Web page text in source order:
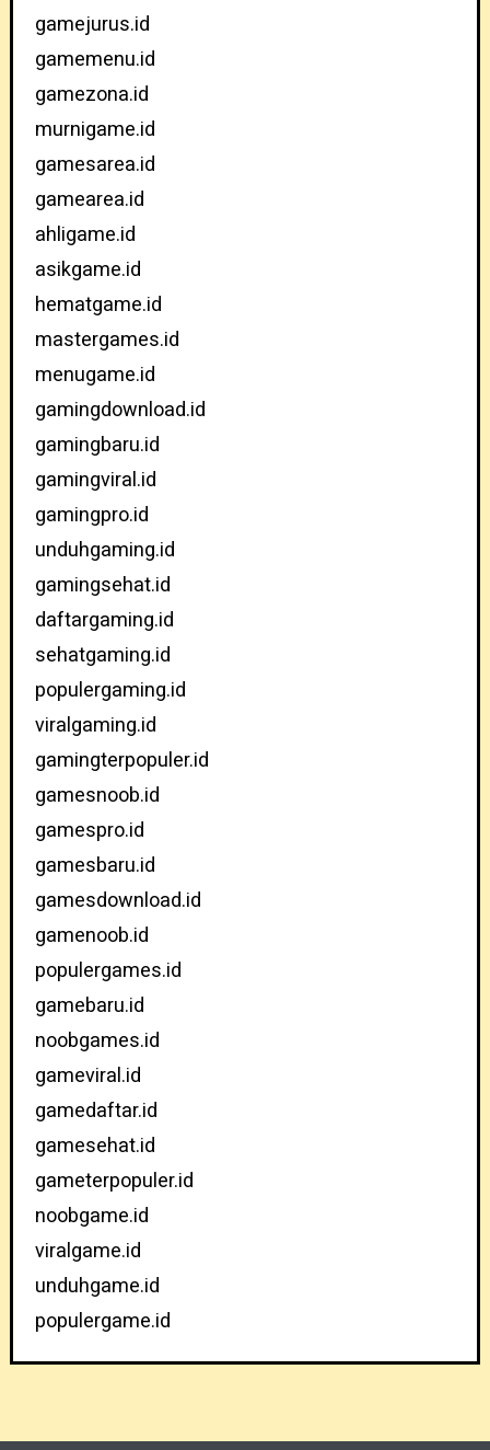
gamejurus.id
gamemenu.id
gamezona.id
murnigame.id
gamesarea.id
gamearea.id
ahligame.id
asikgame.id
hematgame.id
mastergames.id
menugame.id
gamingdownload.id
gamingbaru.id
gamingviral.id
gamingpro.id
unduhgaming.id
gamingsehat.id
daftargaming.id
sehatgaming.id
populergaming.id
viralgaming.id
gamingterpopuler.id
gamesnoob.id
gamespro.id
gamesbaru.id
gamesdownload.id
gamenoob.id
populergames.id
gamebaru.id
noobgames.id
gameviral.id
gamedaftar.id
gamesehat.id
gameterpopuler.id
noobgame.id
viralgame.id
unduhgame.id
populergame.id